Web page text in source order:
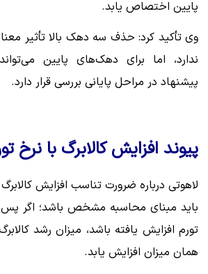
پایین اختصاص یابد.
وی تأکید کرد: حذف سه دهک بالا تأثیر
ندارد، اما برای دهک‌های پایین
پیشنهاد در مراحل پایانی بررسی قرار دارد.
پیوند افزایش کالابرگ با نرخ
لاهوتی درباره ضرورت تناسب افزایش
باید مبنای محاسبه مشخص باشد؛ اگر پس
تورم افزایش یافته باشد، میزان رشد
همان میزان افزایش یابد.